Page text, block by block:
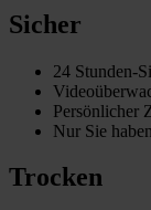
Sicher
24 Stunden-
Persönlicher
Nur Sie
Trocken